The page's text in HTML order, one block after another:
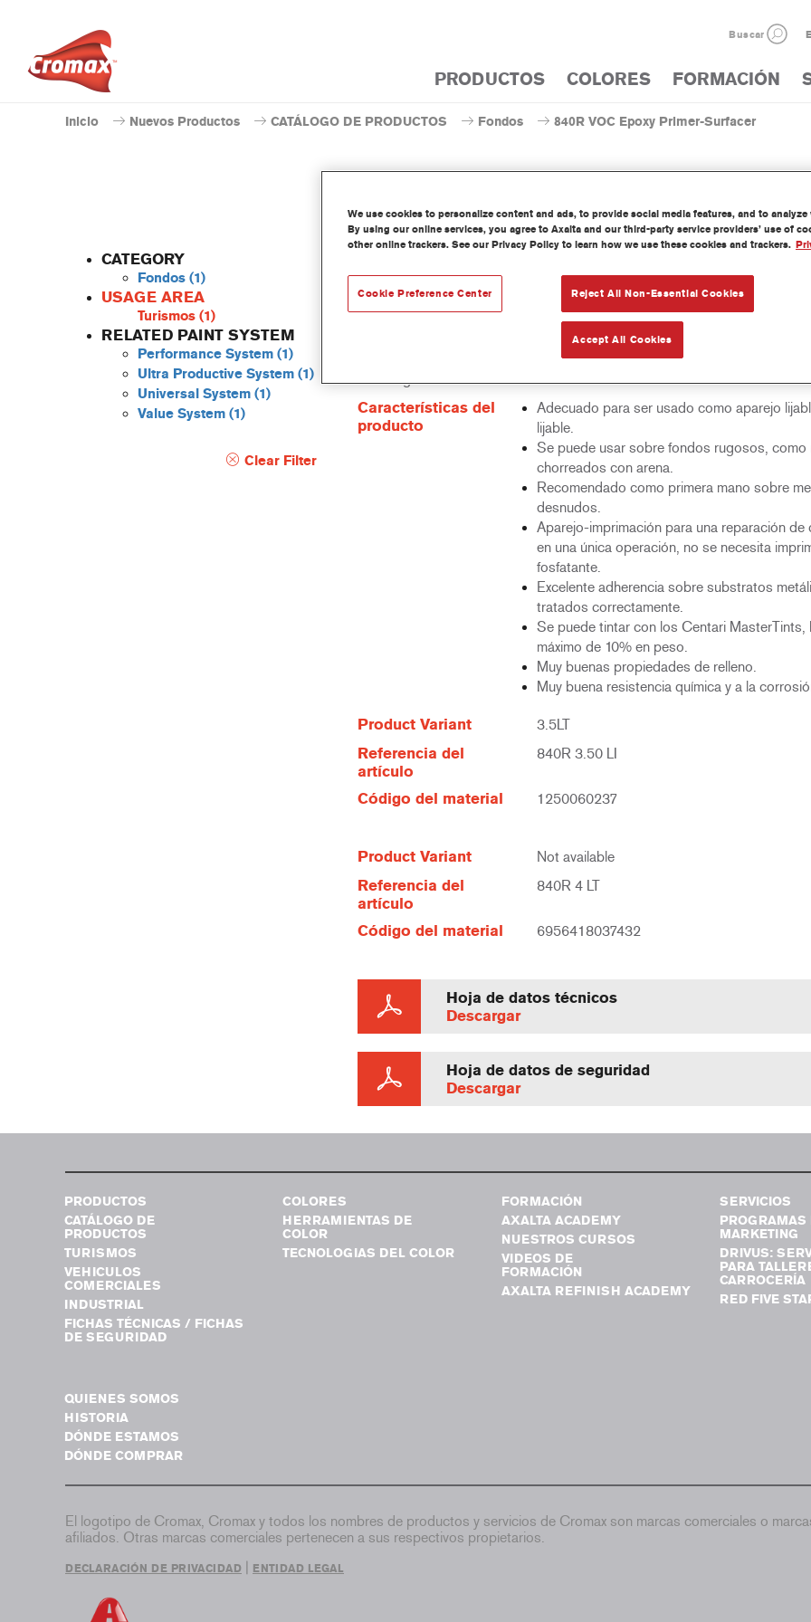
Buscar
PRODUCTOS COLORES FORMACIÓN
Inicio Nuevos Productos CATÁLOGO DE PRODUCTOS Fondos 840R VOC Epoxy Primer-Surfacer
CATEGORY
Fondos (1)
USAGE AREA
Turismos (1)
RELATED PAINT SYSTEM
Performance System (1)
Ultra Productive System (1)
Universal System (1)
Value System (1)
Clear Filter
840R VOC Epoxy
VOC Epoxy Primer-Surfacer 840R Off White es un aparejo-imprimación 2K
a base de epoxi, libre de cromatos de zinc, que cumple la legislación VOC.
una extraordinaria adherencia y resistencia a la corrosión, y cumple los
homologación de ciertos fabricantes de automóviles.
Características del
producto
Adecuado para ser usado como aparejo
lijable.
Se puede usar sobre fondos rugosos, como
chorreados con arena.
Recomendado como primera mano sobre
desnudos.
Aparejo-imprimación para una reparación de
en una única operación, no se necesita
fosfatante.
Excelente adherencia sobre substratos
tratados correctamente.
Se puede tintar con los Centari MasterTints,
máximo de 10% en peso.
Muy buenas propiedades de relleno.
Muy buena resistencia química y a la
Product Variant 3.5LT
Referencia del
artículo
840R 3.50 LI
Código del material 1250060237
Product Variant Not available
Referencia del
artículo
840R 4 LT
Código del material 6956418037432
Hoja de datos técnicos
Descargar
Hoja de datos de seguridad
Descargar
PRODUCTOS
CATÁLOGO DE
PRODUCTOS
TURISMOS
VEHICULOS
COMERCIALES
INDUSTRIAL
FICHAS TÉCNICAS / FICHAS
DE SEGURIDAD
COLORES
HERRAMIENTAS DE
COLOR
TECNOLOGIAS DEL COLOR
FORMACIÓN
AXALTA ACADEMY
NUESTROS CURSOS
VIDEOS DE
FORMACIÓN
AXALTA REFINISH ACADEMY
SERVICIOS
PROGRAMAS
MARKETING
DRIVUS:
PARA
CARROCERÍA
RED FIVE
QUIENES SOMOS
HISTORIA
DÓNDE ESTAMOS
DÓNDE COMPRAR
El logotipo de Cromax, Cromax y todos los nombres de productos y servicios de Cromax son marcas comerciales o
afiliados. Otras marcas comerciales pertenecen a sus respectivos propietarios.
DECLARACIÓN DE PRIVACIDAD ENTIDAD LEGAL
We use cookies to personalize content and ads, to provide social media features, and to
By using our online services, you agree to Axalta and our third-party service providers’ use of
other online trackers. See our Privacy Policy to learn how we use these cookies and trackers.
Reject All Non-Essential Cookies
Accept All Cookies
Cookie Preference Center